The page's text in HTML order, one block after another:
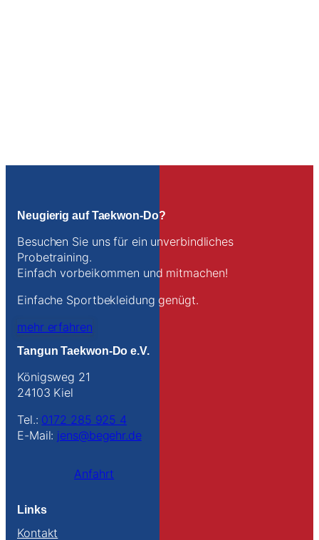
Neugierig auf Taekwon-Do?
Besuchen Sie uns für ein unverbindliches
Probetraining.
Einfach vorbeikommen und mitmachen!
Einfache Sportbekleidung genügt.
mehr erfahren
Tangun Taekwon-Do e.V.
Königsweg 21
24103 Kiel
Tel.: 0172 285 925 4
E-Mail: jens@begehr.de
Anfahrt
Links
Kontakt